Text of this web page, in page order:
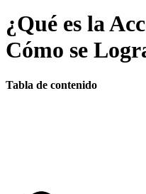
¿Qué es la
Cómo se
Tabla de contenido